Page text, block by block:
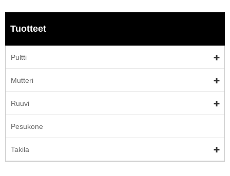
Tuotteet
Pultti
Mutteri
Ruuvi
Pesukone
Takila